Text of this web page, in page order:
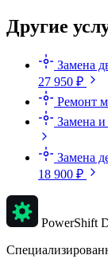
Другие
Замена
27 950 ₽
Ремонт
Замена
Замена
18 900 ₽
PowerShift